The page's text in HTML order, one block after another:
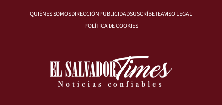
QUIÉNES SOMOSDIRECCIÓNPUBLICIDADSUSCRÍBETEAVISO LEGAL
POLÍTICA DE COOKIES